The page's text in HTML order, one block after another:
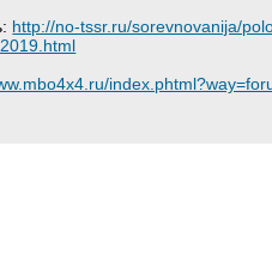
http://no-tssr.ru/sorevnovanija/